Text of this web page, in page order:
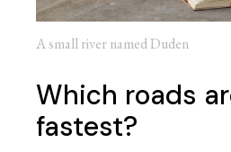
A small river named Duden
Which roads
fastest?